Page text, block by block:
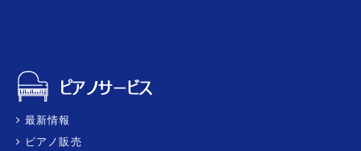
最新情報
ピアノ販売